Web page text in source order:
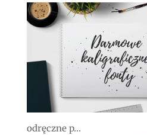
odręczne p...